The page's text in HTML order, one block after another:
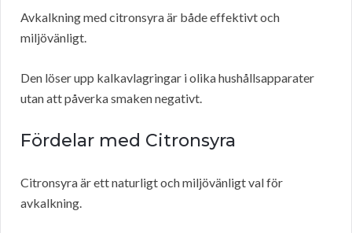
Avkalkning med citronsyra är både effektivt och
miljövänligt.
Den löser upp kalkavlagringar i olika hushållsapparater
utan att påverka smaken negativt.
Fördelar med Citronsyra
Citronsyra är ett naturligt och miljövänligt val för
avkalkning.